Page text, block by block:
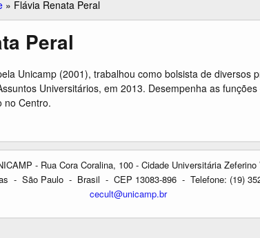
» Flávia Renata Peral
Peral
Unicamp (2001), trabalhou como bolsista de diversos
Universitários, em 2013. Desempenha as
no Centro.
- Rua Cora Coralina, 100 - Cidade Universitária
- São Paulo - Brasil - CEP 13083-896 - Telefone: (19)
cecult@unicamp.br